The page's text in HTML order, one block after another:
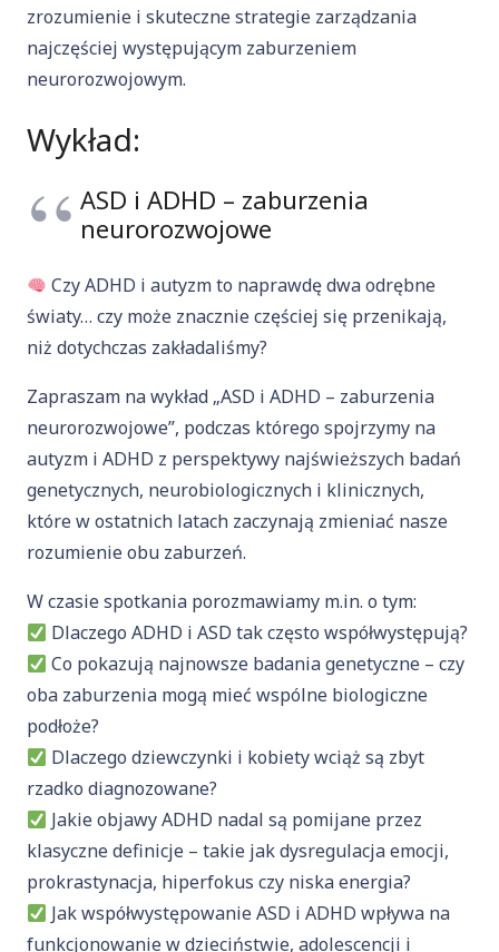
zrozumienie i skuteczne strategie zarządzania
najczęściej występującym zaburzeniem
neurorozwojowym.
Wykład:
ASD i ADHD – zaburzenia
neurorozwojowe
Czy ADHD i autyzm to naprawdę dwa odrębne
światy… czy może znacznie częściej się przenikają,
niż dotychczas zakładaliśmy?
Zapraszam na wykład „ASD i ADHD – zaburzenia
neurorozwojowe”, podczas którego spojrzymy na
autyzm i ADHD z perspektywy najświeższych badań
genetycznych, neurobiologicznych i klinicznych,
które w ostatnich latach zaczynają zmieniać nasze
rozumienie obu zaburzeń.
W czasie spotkania porozmawiamy m.in. o tym:
Dlaczego ADHD i ASD tak często współwystępują?
Co pokazują najnowsze badania genetyczne – czy
oba zaburzenia mogą mieć wspólne biologiczne
podłoże?
Dlaczego dziewczynki i kobiety wciąż są zbyt
rzadko diagnozowane?
Jakie objawy ADHD nadal są pomijane przez
klasyczne definicje – takie jak dysregulacja emocji,
prokrastynacja, hiperfokus czy niska energia?
Jak współwystępowanie ASD i ADHD wpływa na
funkcjonowanie w dzieciństwie, adolescencji i